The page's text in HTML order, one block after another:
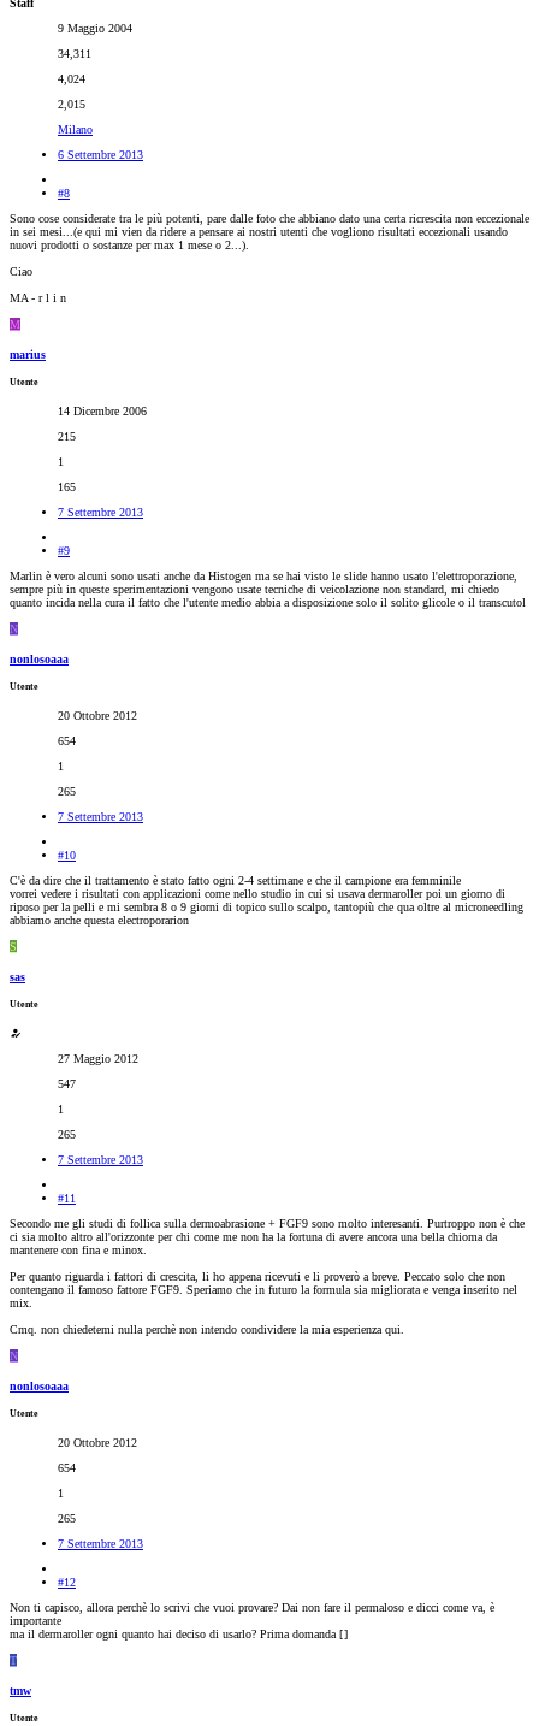
Staff
9 Maggio 2004
34,311
4,024
2,015
Milano
6 Settembre 2013
#8
Sono cose considerate tra le più potenti, pare dalle foto che abbiano dato una certa ricrescita non eccezionale
in sei mesi...(e qui mi vien da ridere a pensare ai nostri utenti che vogliono risultati eccezionali usando
nuovi prodotti o sostanze per max 1 mese o 2...).
Ciao
MA - r l i n
M
marius
Utente
14 Dicembre 2006
215
1
165
7 Settembre 2013
#9
Marlin è vero alcuni sono usati anche da Histogen ma se hai visto le slide hanno usato l'elettroporazione,
sempre più in queste sperimentazioni vengono usate tecniche di veicolazione non standard, mi chiedo
quanto incida nella cura il fatto che l'utente medio abbia a disposizione solo il solito glicole o il transcutol
N
nonlosoaaa
Utente
20 Ottobre 2012
654
1
265
7 Settembre 2013
#10
C'è da dire che il trattamento è stato fatto ogni 2-4 settimane e che il campione era femminile
vorrei vedere i risultati con applicazioni come nello studio in cui si usava dermaroller poi un giorno di
riposo per la pelli e mi sembra 8 o 9 giorni di topico sullo scalpo, tantopiù che qua oltre al microneedling
abbiamo anche questa electroporarion
S
sas
Utente
27 Maggio 2012
547
1
265
7 Settembre 2013
#11
Secondo me gli studi di follica sulla dermoabrasione + FGF9 sono molto interesanti. Purtroppo non è che
ci sia molto altro all'orizzonte per chi come me non ha la fortuna di avere ancora una bella chioma da
mantenere con fina e minox.
Per quanto riguarda i fattori di crescita, li ho appena ricevuti e li proverò a breve. Peccato solo che non
contengano il famoso fattore FGF9. Speriamo che in futuro la formula sia migliorata e venga inserito nel
mix.
Cmq. non chiedetemi nulla perchè non intendo condividere la mia esperienza qui.
N
nonlosoaaa
Utente
20 Ottobre 2012
654
1
265
7 Settembre 2013
#12
Non ti capisco, allora perchè lo scrivi che vuoi provare? Dai non fare il permaloso e dicci come va, è
importante
ma il dermaroller ogni quanto hai deciso di usarlo? Prima domanda []
T
tmw
Utente